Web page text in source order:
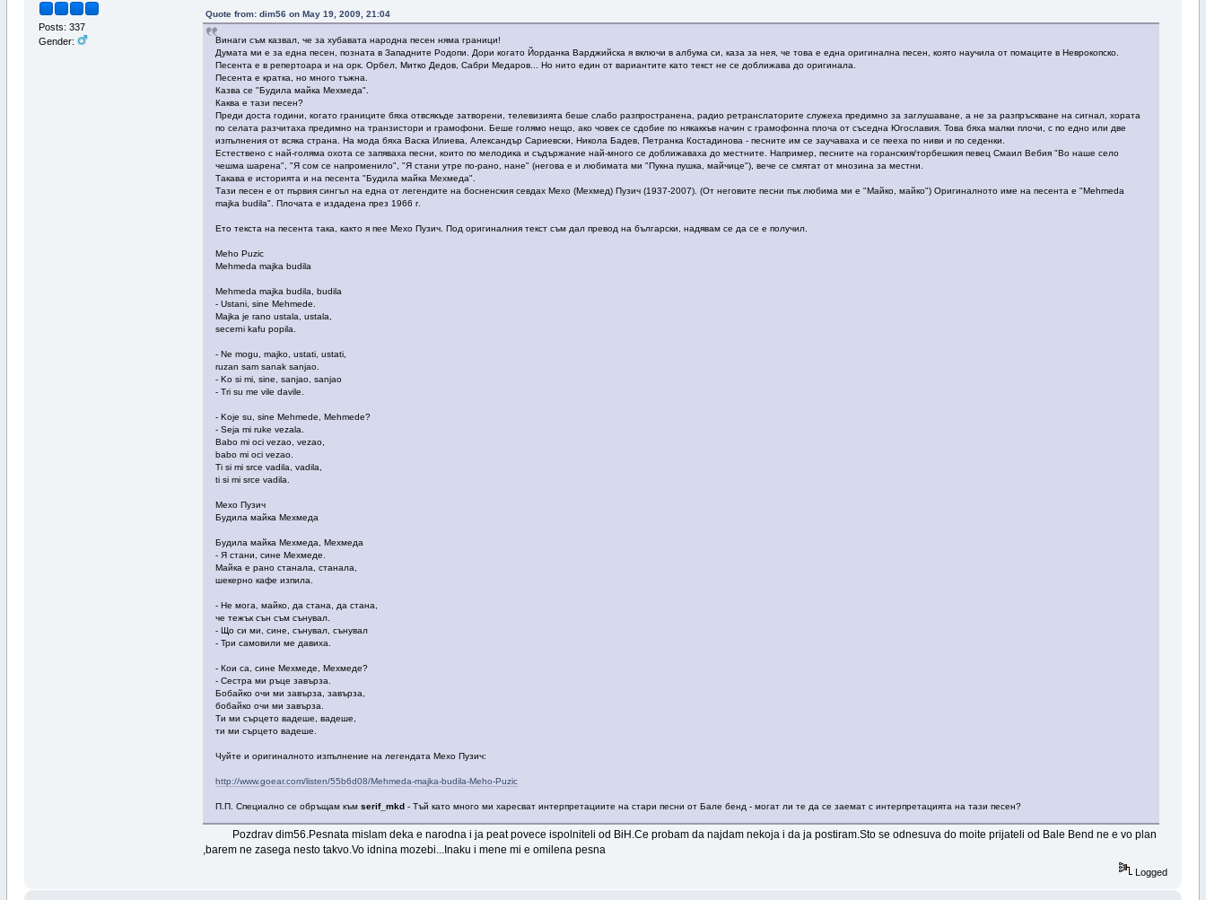
Posts: 337
Gender:
Quote from: dim56 on May 19, 2009, 21:04
Винаги съм казвал, че за хубавата народна песен няма граници!
Думата ми е за една песен, позната в Западните Родопи. Дори когато Йорданка Варджийска я включи в албума си, каза за нея, че това е една оригинална песен, която научила от помаците в Неврокопско.
Песента е в репертоара и на орк. Орбел, Митко Дедов, Сабри Медаров... Но нито един от вариантите като текст не се доближава до оригинала.
Песента е кратка, но много тъжна.
Казва се "Будила майка Мехмеда".
Каква е тази песен?
Преди доста години, когато границите бяха отвсякъде затворени, телевизията беше слабо разпространена, радио ретранслаторите служеха предимно за заглушаване, а не за разпръскване на сигнал, хората
по селата разчитаха предимно на транзистори и грамофони. Беше голямо нещо, ако човек се сдобие по някаккъв начин с грамофонна плоча от съседна Югославия. Това бяха малки плочи, с по едно или две
изпълнения от всяка страна. На мода бяха Васка Илиева, Александър Сариевски, Никола Бадев, Петранка Костадинова - песните им се заучаваха и се пееха по ниви и по седенки.
Естествено с най-голяма охота се запяваха песни, които по мелодика и съдържание най-много се доближаваха до местните. Например, песните на горанския/торбешкия певец Смаил Вебия "Во наше село
чешма шарена", "Я сом се напроменило", "Я стани утре по-рано, нане" (негова е и любимата ми "Пукна пушка, майчице"), вече се смятат от мнозина за местни.
Такава е историята и на песента "Будила майка Мехмеда".
Тази песен е от първия сингъл на една от легендите на босненския севдах Мехо (Мехмед) Пузич (1937-2007). (От неговите песни пък любима ми е "Майко, майко") Оригиналното име на песента е "Mehmeda
majka budila". Плочата е издадена през 1966 г.
Ето текста на песента така, както я пее Мехо Пузич. Под оригиналния текст съм дал превод на български, надявам се да се е получил.
Meho Puzic
Mehmeda majka budila
Mehmeda majka budila, budila
- Ustani, sine Mehmede.
Majka je rano ustala, ustala,
secerni kafu popila.
- Ne mogu, majko, ustati, ustati,
ruzan sam sanak sanjao.
- Ko si mi, sine, sanjao, sanjao
- Tri su me vile davile.
- Koje su, sine Mehmede, Mehmede?
- Seja mi ruke vezala.
Babo mi oci vezao, vezao,
babo mi oci vezao.
Ti si mi srce vadila, vadila,
ti si mi srce vadila.
Мехо Пузич
Будила майка Мехмеда
Будила майка Мехмеда, Мехмеда
- Я стани, сине Мехмеде.
Майка е рано станала, станала,
шекерно кафе изпила.
- Не мога, майко, да стана, да стана,
че тежък сън съм сънувал.
- Що си ми, сине, сънувал, сънувал
- Три самовили ме давиха.
- Кои са, сине Мехмеде, Мехмеде?
- Сестра ми ръце завърза.
Бобайко очи ми завърза, завърза,
бобайко очи ми завърза.
Ти ми сърцето вадеше, вадеше,
ти ми сърцето вадеше.
Чуйте и оригиналното изпълнение на легендата Мехо Пузич:
http://www.goear.com/listen/55b6d08/Mehmeda-majka-budila-Meho-Puzic
П.П. Специално се обръщам къмserif_mkd - Тъй като много ми харесват интерпретациите на стари песни от Бале бенд - могат ли те да се заемат с интерпретацията на тази песен?
Pozdrav dim56.Pesnata mislam deka e narodna i ja peat povece ispolniteli od BiH.Ce probam da najdam nekoja i da ja postiram.Sto se odnesuva do moite prijateli od Bale Bend ne e vo plan
,barem ne zasega nesto takvo.Vo idnina mozebi...Inaku i mene mi e omilena pesna
Logged